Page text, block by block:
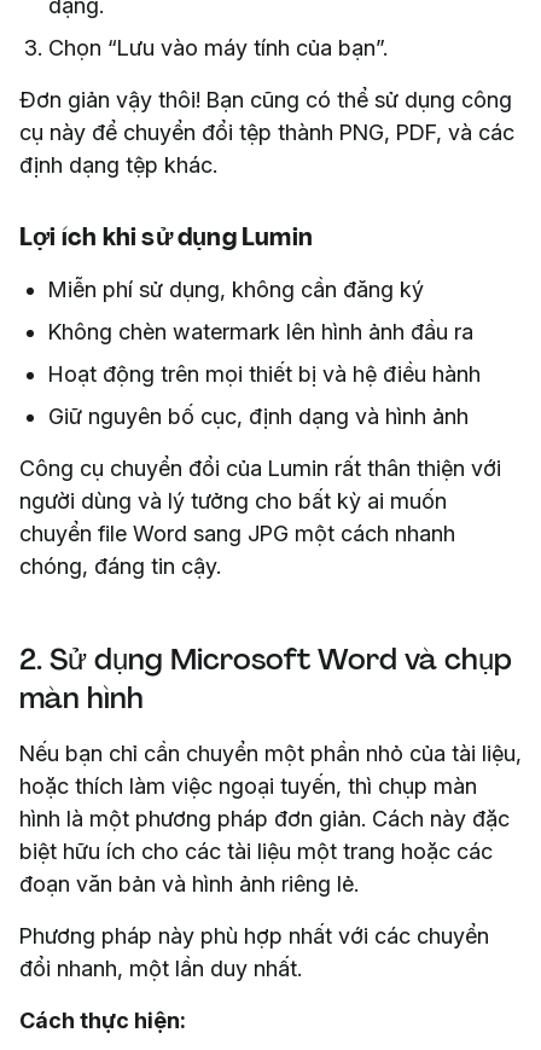
dạng.
Chọn “Lưu vào máy tính của bạn”.
Đơn giản vậy thôi! Bạn cũng có thể sử dụng công
cụ này để chuyển đổi tệp thành PNG, PDF, và các
định dạng tệp khác.
Lợi ích khi sử dụng Lumin
Miễn phí sử dụng, không cần đăng ký
Không chèn watermark lên hình ảnh đầu ra
Hoạt động trên mọi thiết bị và hệ điều hành
Giữ nguyên bố cục, định dạng và hình ảnh
Công cụ chuyển đổi của Lumin rất thân thiện với
người dùng và lý tưởng cho bất kỳ ai muốn
chuyển file Word sang JPG một cách nhanh
chóng, đáng tin cậy.
2. Sử dụng Microsoft Word và chụp
màn hình
Nếu bạn chỉ cần chuyển một phần nhỏ của tài liệu,
hoặc thích làm việc ngoại tuyến, thì chụp màn
hình là một phương pháp đơn giản. Cách này đặc
biệt hữu ích cho các tài liệu một trang hoặc các
đoạn văn bản và hình ảnh riêng lẻ.
Phương pháp này phù hợp nhất với các chuyển
đổi nhanh, một lần duy nhất.
Cách thực hiện: